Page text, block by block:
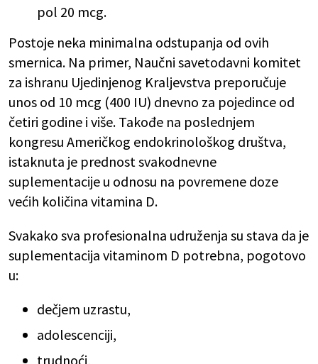
pol 20 mcg.
Postoje neka minimalna odstupanja od ovih
smernica. Na primer, Naučni savetodavni komitet
za ishranu Ujedinjenog Kraljevstva preporučuje
unos od 10 mcg (400 IU) dnevno za pojedince od
četiri godine i više. Takođe na poslednjem
kongresu Američkog endokrinološkog društva,
istaknuta je prednost svakodnevne
suplementacije u odnosu na povremene doze
većih količina vitamina D.
Svakako sva profesionalna udruženja su stava da je
suplementacija vitaminom D potrebna, pogotovo
u:
dečjem uzrastu,
adolescenciji,
trudnoći,